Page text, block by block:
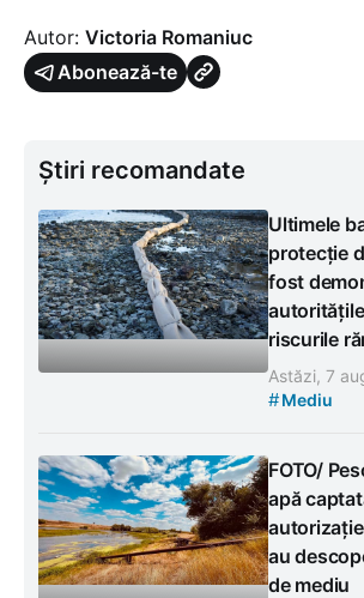
Autor: Victoria Romaniuc
Abonează-te
Știri recomandate
Ultimele
protecție
fost
riscurile
Astăzi, 7
#Mediu
FOTO/
apă
au
de mediu